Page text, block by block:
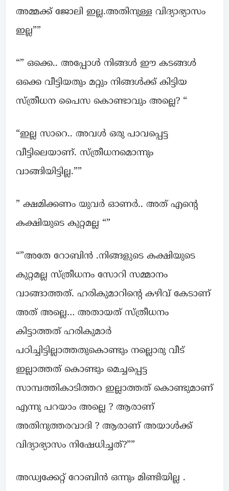
അമ്മക്ക് ജോലി ഇല്ല.അതിനുള്ള വിദ്യാഭ്യാസം
ഇല്ല””
“” ഒക്കെ.. അപ്പോൾ നിങ്ങൾ ഈ കടങ്ങൾ
ഒക്കെ വീട്ടിയതും മറ്റും നിങ്ങൾക്ക് കിട്ടിയ
സ്ത്രീധന പൈസ കൊണ്ടാവും അല്ലെ? “
“ഇല്ല സാറെ.. അവൾ ഒരു പാവപ്പെട്ട
വീട്ടിലെയാണ്. സ്ത്രീധനമൊന്നും
വാങ്ങിയിട്ടില്ല.””
” ക്ഷമിക്കണം യുവർ ഓണർ.. അത് എന്റെ
കക്ഷിയുടെ കുറ്റമല്ല “”
“”അതേ റോബിൻ .നിങ്ങളുടെ കക്ഷിയുടെ
കുറ്റമല്ല സ്ത്രീധനം സോറി സമ്മാനം
വാങ്ങാത്തത്. ഹരികുമാറിന്റെ കഴിവ് കേടാണ്
അത് അല്ലെ… അതായത് സ്ത്രീധനം
കിട്ടാത്തത് ഹരികുമാർ
പഠിച്ചിട്ടില്ലാത്തതുകൊണ്ടും നല്ലൊരു വീട്
ഇല്ലാത്തത് കൊണ്ടും മെച്ചപ്പെട്ട
സാമ്പത്തികാടിത്തറ ഇല്ലാത്തത് കൊണ്ടുമാണ്
എന്നു പറയാം അല്ലെ ? ആരാണ്
അതിനുത്തരവാദി ? ആരാണ് അയാൾക്ക്
വിദ്യാഭ്യാസം നിഷേധിച്ചത്?””
അഡ്വക്കേറ്റ് റോബിൻ ഒന്നും മിണ്ടിയില്ല .